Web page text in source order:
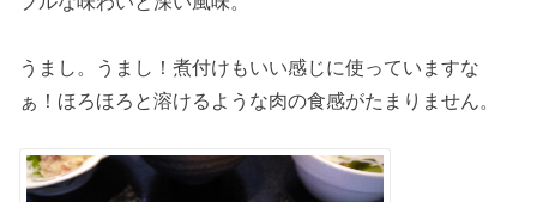
うまし。うまし！煮付けもいい感じに使っていますな
ぁ！ほろほろと溶けるような肉の食感がたまりません。